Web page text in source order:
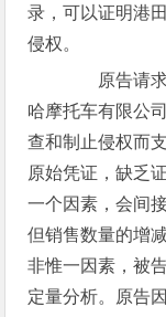
录，可以证明港
侵权。
原告请求
哈摩托车有限公
查和制止侵权而
原始凭证，缺乏
一个因素，会间
但销售数量的增
非惟一因素，被
定量分析。原告